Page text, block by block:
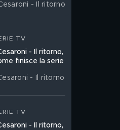
- Il ritorno
TV
- Il ritorno,
finisce la serie
- Il ritorno
TV
- Il ritorno,